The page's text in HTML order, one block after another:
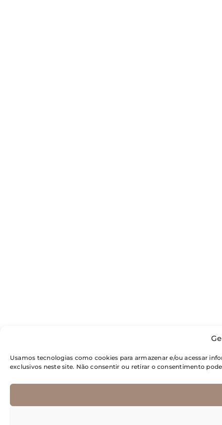
Usamos tecnologias como cookies para armazenar e/ou acessar
exclusivos neste site. Não consentir ou retirar o consentimento